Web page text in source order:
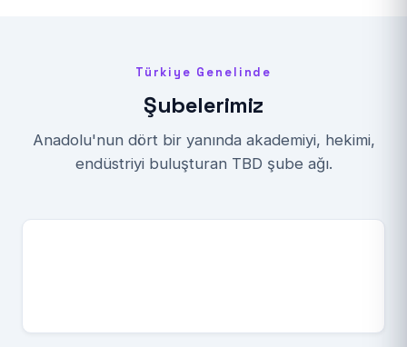
Türkiye Genelinde
Şubelerimiz
Anadolu'nun dört bir yanında akademiyi, hekimi,
endüstriyi buluşturan TBD şube ağı.